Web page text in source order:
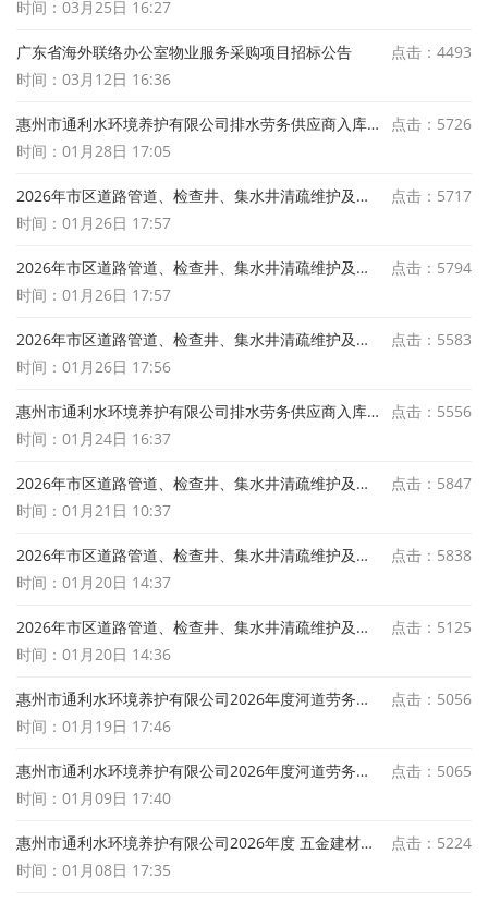
时间：03月25日 16:27
点击：4493
广东省海外联络办公室物业服务采购项目招标公告
时间：03月12日 16:36
点击：5726
惠州市通利水环境养护有限公司排水劳务供应商入库项目结果公示
时间：01月28日 17:05
点击：5717
2026年市区道路管道、检查井、集水井清疏维护及泵站相关维护项目建筑材料供应商采购项目中标结果公示
时间：01月26日 17:57
点击：5794
2026年市区道路管道、检查井、集水井清疏维护及泵站相关维护项目泵站设施配件维护材料应商采购项目中标结果公示
时间：01月26日 17:57
点击：5583
2026年市区道路管道、检查井、集水井清疏维护及泵站相关维护项目-泵站机电、闸门日常维护年度服务商采购中标结果公示
时间：01月26日 17:56
点击：5556
惠州市通利水环境养护有限公司排水劳务供应商入库项目入库候选人公示
时间：01月24日 16:37
点击：5847
2026年市区道路管道、检查井、集水井清疏维护及泵站相关维护项目-泵站机电、闸门日常维护年度服务商采购中标候选人公示
时间：01月21日 10:37
点击：5838
2026年市区道路管道、检查井、集水井清疏维护及泵站相关维护项目建筑材料供应商采购项目中标候选人公示
时间：01月20日 14:37
点击：5125
2026年市区道路管道、检查井、集水井清疏维护及泵站相关维护项目泵站设施配件维护材料应商采购项目中标候选人公示
时间：01月20日 14:36
点击：5056
惠州市通利水环境养护有限公司2026年度河道劳务服务采购项目中标结果公示
时间：01月19日 17:46
点击：5065
惠州市通利水环境养护有限公司2026年度河道劳务服务采购项目中标候选人公示
时间：01月09日 17:40
点击：5224
惠州市通利水环境养护有限公司2026年度 五金建材供应商采购项目中标结果公示
时间：01月08日 17:35